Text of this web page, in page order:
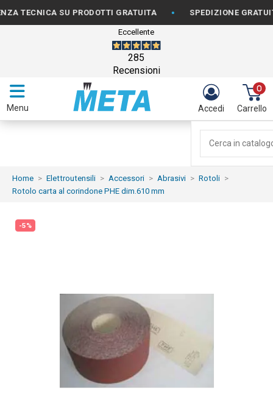
SU PRODOTTI GRATUITA • SPEDIZIONE GRATUITA
Eccellente
285
Recensioni
Menu Accedi
0
Carrello
Home Elettroutensili Accessori Abrasivi
Rotoli
Rotolo carta al corindone PHE dim.610 mm
-5%